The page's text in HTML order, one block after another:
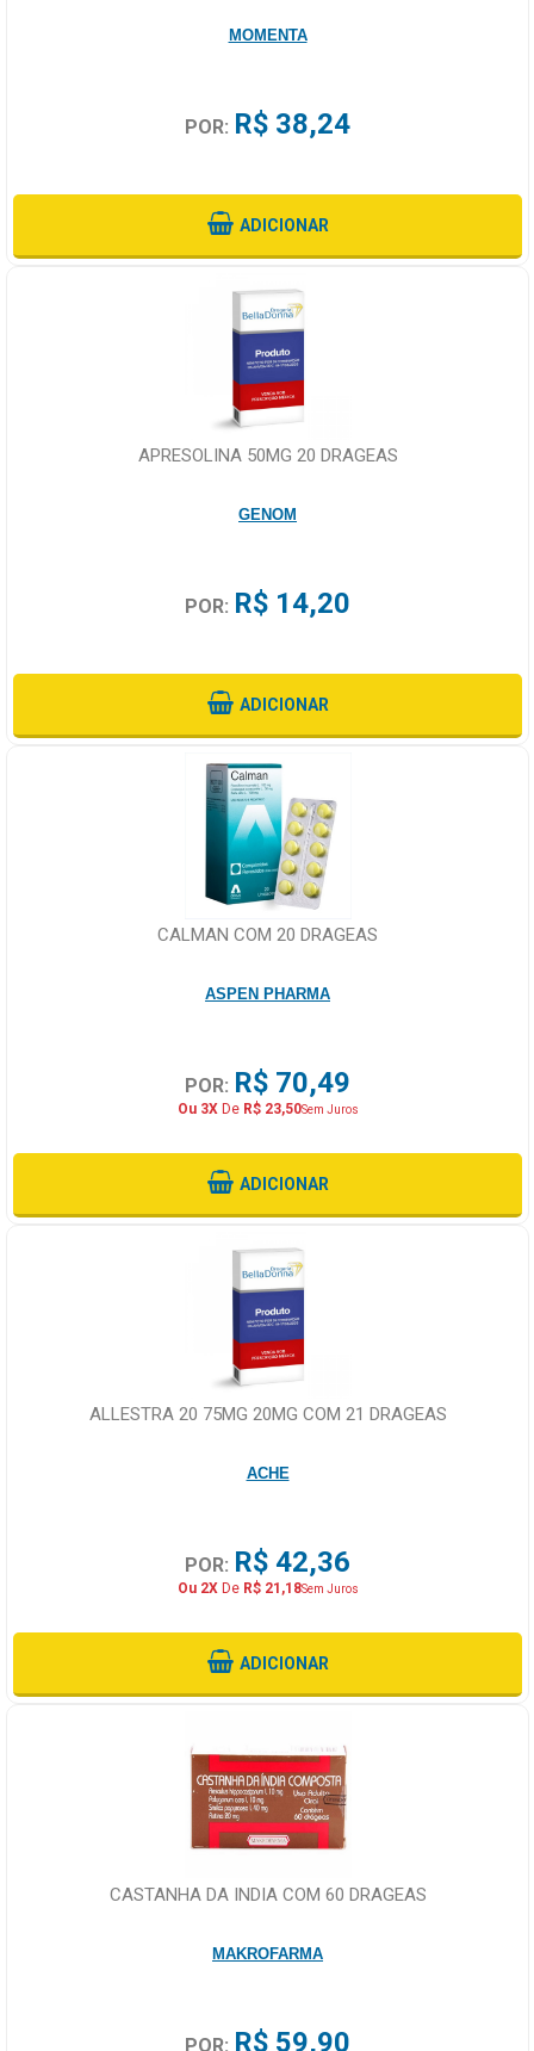
MOMENTA
POR: R$ 38,24
ADICIONAR
APRESOLINA 50MG 20 DRAGEAS
GENOM
POR: R$ 14,20
ADICIONAR
CALMAN COM 20 DRAGEAS
ASPEN PHARMA
POR: R$ 70,49
Ou 3XDe R$ 23,50Sem Juros
ADICIONAR
ALLESTRA 20 75MG 20MG COM 21 DRAGEAS
ACHE
POR: R$ 42,36
Ou 2XDe R$ 21,18Sem Juros
ADICIONAR
CASTANHA DA INDIA COM 60 DRAGEAS
MAKROFARMA
POR: R$ 59,90